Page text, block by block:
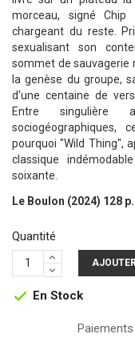
morceau, signé
chargeant du reste.
sexualisant son
sommet de sauvagerie
la genèse du groupe,
d'une centaine de
Entre singulière
sociogéographiques,
pourquoi "Wild Thing",
classique
soixante.
Le Boulon (2024) 128
Quantité
 En Stock